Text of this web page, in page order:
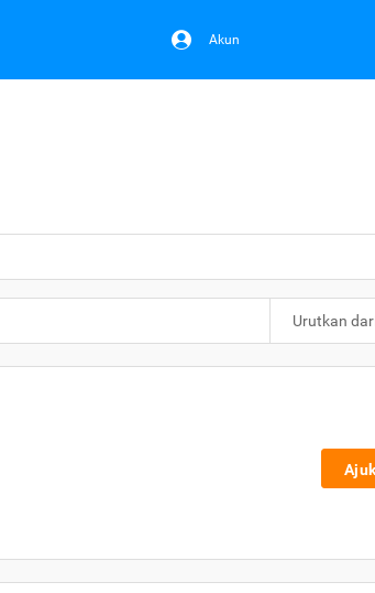
Akun
Urutkan